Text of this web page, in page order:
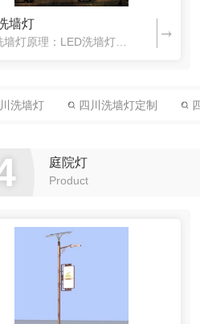
墙灯
四川洗墙灯原理：LED洗墙灯的由于体积比较大，散热方面比较好，所以在设计方面也大大减少了难度，但在实际应用中，也会出现恒流驱动做得不是太好，出现损坏的也不少，所以怎么让洗墙灯能够更好的运行，重点就放在...
洗墙灯 四川洗墙灯定制
庭院灯
Product